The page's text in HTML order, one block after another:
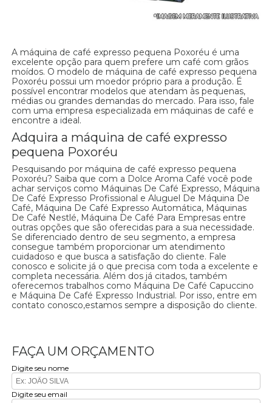
A máquina de café expresso pequena Poxoréu é uma
excelente opção para quem prefere um café com grãos
moídos. O modelo de máquina de café expresso pequena
Poxoréu possui um moedor próprio para a produção. É
possível encontrar modelos que atendam às pequenas,
médias ou grandes demandas do mercado. Para isso, fale
com uma empresa especializada em máquinas de café e
encontre a ideal.
Adquira a máquina de café expresso
pequena Poxoréu
Pesquisando por máquina de café expresso pequena
Poxoréu? Saiba que com a Dolce Aroma Café você pode
achar serviços como Máquinas De Café Expresso, Máquina
De Café Expresso Profissional e Aluguel De Máquina De
Café, Máquina De Café Expresso Automática, Máquinas
De Café Nestlé, Máquina De Café Para Empresas entre
outras opções que são oferecidas para a sua necessidade.
Se diferenciado dentro de seu segmento, a empresa
consegue também proporcionar um atendimento
cuidadoso e que busca a satisfação do cliente. Fale
conosco e solicite já o que precisa com toda a excelente e
completa necessária. Além dos já citados, também
oferecemos trabalhos como Máquina De Café Capuccino
e Máquina De Café Expresso Industrial. Por isso, entre em
contato conosco,estamos sempre a disposição do cliente.
FAÇA UM ORÇAMENTO
Digite seu nome
Digite seu email